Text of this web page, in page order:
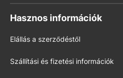
Hasznos információk
Elállás a szerződéstől
Szállítási és fizetési információk